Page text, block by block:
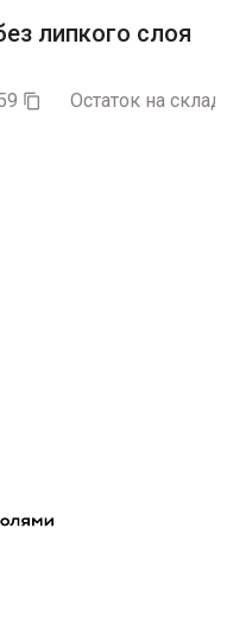
липкого слоя
 Остаток на